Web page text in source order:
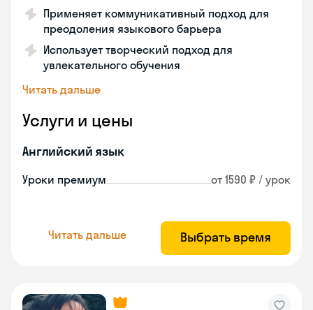
Применяет коммуникативный подход для
преодоления языкового барьера
Использует творческий подход для
увлекательного обучения
Читать дальше
Услуги и цены
Английский язык
Уроки премиум от 1590 ₽ / урок
Читать дальше Выбрать время